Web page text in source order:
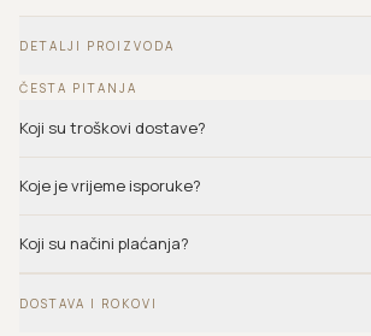
DETALJI PROIZVODA
ČESTA PITANJA
Koji su troškovi dostave?
Koje je vrijeme isporuke?
Koji su načini plaćanja?
DOSTAVA I ROKOVI